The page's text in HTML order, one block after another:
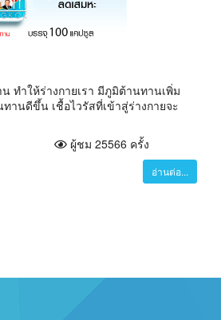
ทำให้ร่างกายเรา มีภูมิต้านทานเพิ่ม
านดีขึ้น เชื้อไวรัสที่เข้าสู่ร่างกายจะ
ผู้ชม 25566 ครั้ง
อ่านต่อ...